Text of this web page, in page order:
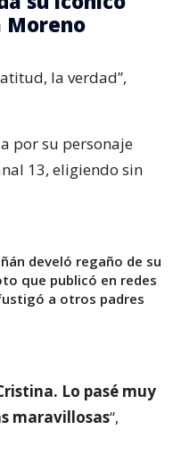
Moreno
la verdad”,
por su personaje
13, eligiendo sin
develó regaño de su
que publicó en redes
a otros padres
Lo pasé muy
maravillosas“,